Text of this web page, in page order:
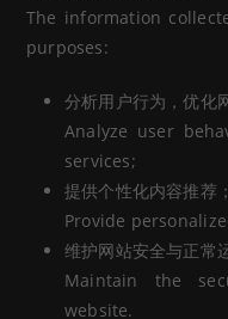
The information
purposes:
分析用户行为，优化
Analyze user
services;
提供个性化内容推荐；
Provide
维护网站安全与正常
Maintain the
website.